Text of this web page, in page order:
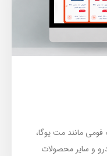
مانند مت یوگا،
و سایر محصولات